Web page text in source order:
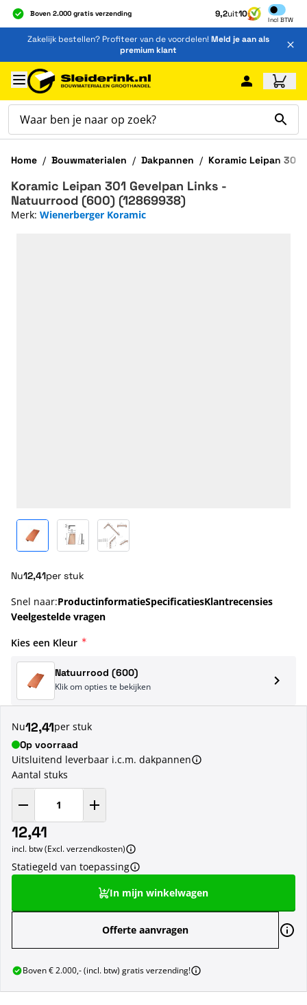
Boven 2.000 gratis verzending
Al 40 jaar dé specialist
Alles onder één dak
9,2uit10
Incl BTW
Inclusief
Ga naar de inhoud
Zakelijk bestellen? Profiteer van de voordelen!Meld je aan als
premium klant
Ga naar hoofdinhoud
Home / Bouwmaterialen / Dakpannen / Koramic Leipan 301
View larger image
View larger imageView larger image
Nu12,41per stuk
Koramic Leipan 301 Gevelpan Links -
Natuurrood (600) (12869938)
Merk: Wienerberger Koramic
Snel naar:ProductinformatieSpecificatiesKlantrecensies
Veelgestelde vragen
Kies een Kleur
Natuurrood (600)
Klik om opties te bekijken
Nu12,41per stuk
Op voorraad
Uitsluitend leverbaar i.c.m. dakpannen
Aantal stuks
12,41
incl. btw (Excl. verzendkosten)
Statiegeld van toepassing
In mijn winkelwagen
Offerte aanvragen
Boven € 2.000,- (incl. btw) gratis verzending!